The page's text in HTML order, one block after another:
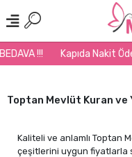
Kapıda Nakit Ödeme İmkanı
Toptan Mevlüt Kuran ve
Kaliteli ve anlamlı Toptan
çeşitlerini uygun fiyatlarla